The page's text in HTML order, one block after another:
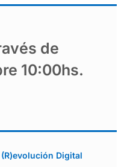
de
10:00hs.
Digital